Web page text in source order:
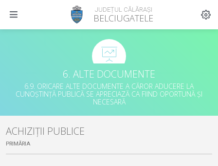
JUDEȚUL CĂLĂRAȘI
BELCIUGATELE
6. ALTE DOCUMENTE
6.9. ORICARE ALTE DOCUMENTE A CĂROR ADUCERE LA
CUNOȘTINȚĂ PUBLICĂ SE APRECIAZĂ CA FIIND OPORTUNĂ ȘI
NECESARĂ
ACHIZIȚII PUBLICE
PRIMĂRIA